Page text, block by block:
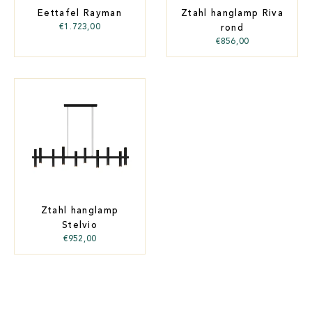
Eettafel Rayman
€1.723,00
Ztahl hanglamp Riva
rond
€856,00
Ztahl hanglamp
Stelvio
€952,00